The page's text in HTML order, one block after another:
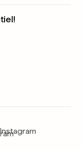
Instagram